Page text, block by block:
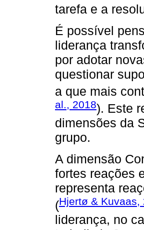
tarefa e a
É possível
liderança
por adotar
questionar
a que mais
al., 2018). Este
dimensões da
grupo.
A dimensão
fortes reações
representa
(Hjertø & Kuvaas,
liderança, no